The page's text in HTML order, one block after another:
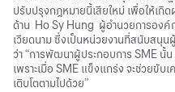
ปรับปรุงกฎหมายนี้เสียใหม่ เพื่อให้เกิ
ด้าน Ho Sy Hung ผู้อำนวยการองค์
เวียดนาม ซึ่งเป็นหน่วยงานที่สนับสนุน
ว่า “การพัฒนาผู้ประกอบการ SME นั้
เพราะเมื่อ SME แข็งแกร่ง จะช่วยขั
เติบโตตามไปด้วย”